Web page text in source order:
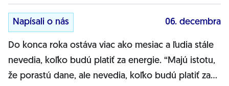
Napísali o nás 06. decembra
Do konca roka ostáva viac ako mesiac a ľudia stále
nevedia, koľko budú platiť za energie. “Majú istotu,
že porastú dane, ale nevedia, koľko budú platiť za